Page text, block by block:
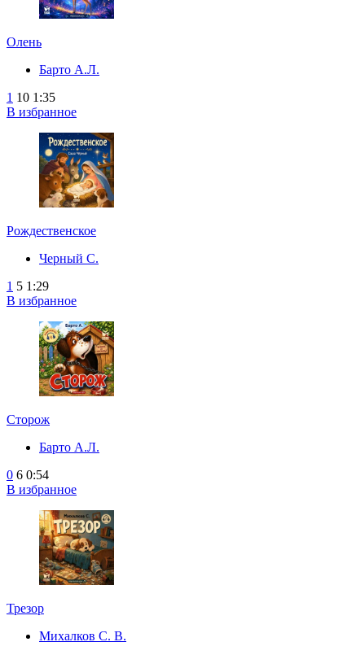
Олень
Барто А.Л.
1 10 1:35
В избранное
Рождественское
Черный С.
1 5 1:29
В избранное
Сторож
Барто А.Л.
0 6 0:54
В избранное
Трезор
Михалков С. В.